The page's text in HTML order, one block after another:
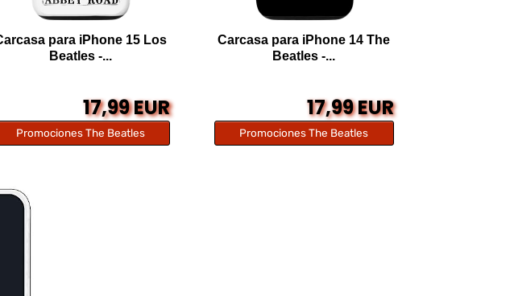
para iPhone 15 Los
Beatles -...
17,99 EUR
Promociones The Beatles
Carcasa para iPhone 14 The
Beatles -...
17,99 EUR
Promociones The Beatles